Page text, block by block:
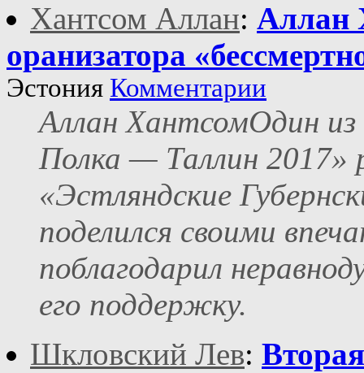
Хантсом Аллан: Аллан
оранизатора
Эстония Комментарии
Аллан ХантсомОдин из
Полка — Таллин 2017»
«Эстляндские
поделился своими
поблагодарил
его поддержку.
Шкловский Лев: